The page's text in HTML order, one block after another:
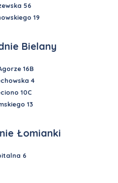
56
19
Bielany
16B
4
10C
13
Łomianki
6